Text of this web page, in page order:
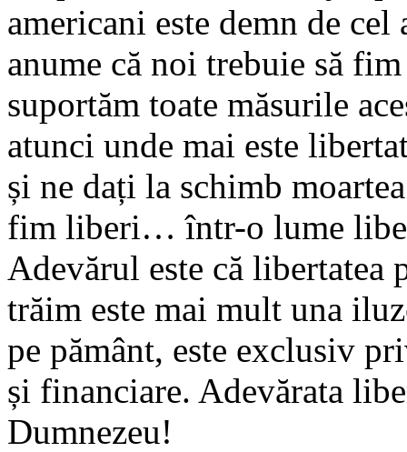
americani este demn de
anume că noi trebuie să
suportăm toate măsurile
atunci unde mai este
și ne dați la schimb
fim liberi… într-o lume
Adevărul este că libertatea
trăim este mai mult una
pe pământ, este exclusiv
și financiare. Adevărata
Dumnezeu!